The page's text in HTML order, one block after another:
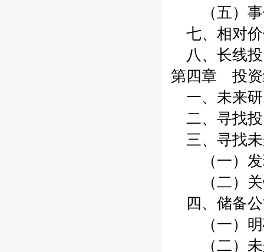
（五）事
七、相对价
八、长线
第四章 投资
一、未来研
二、寻找投
三、寻找未
（一）发
（二）关
四、储备
（一）明
（二）未